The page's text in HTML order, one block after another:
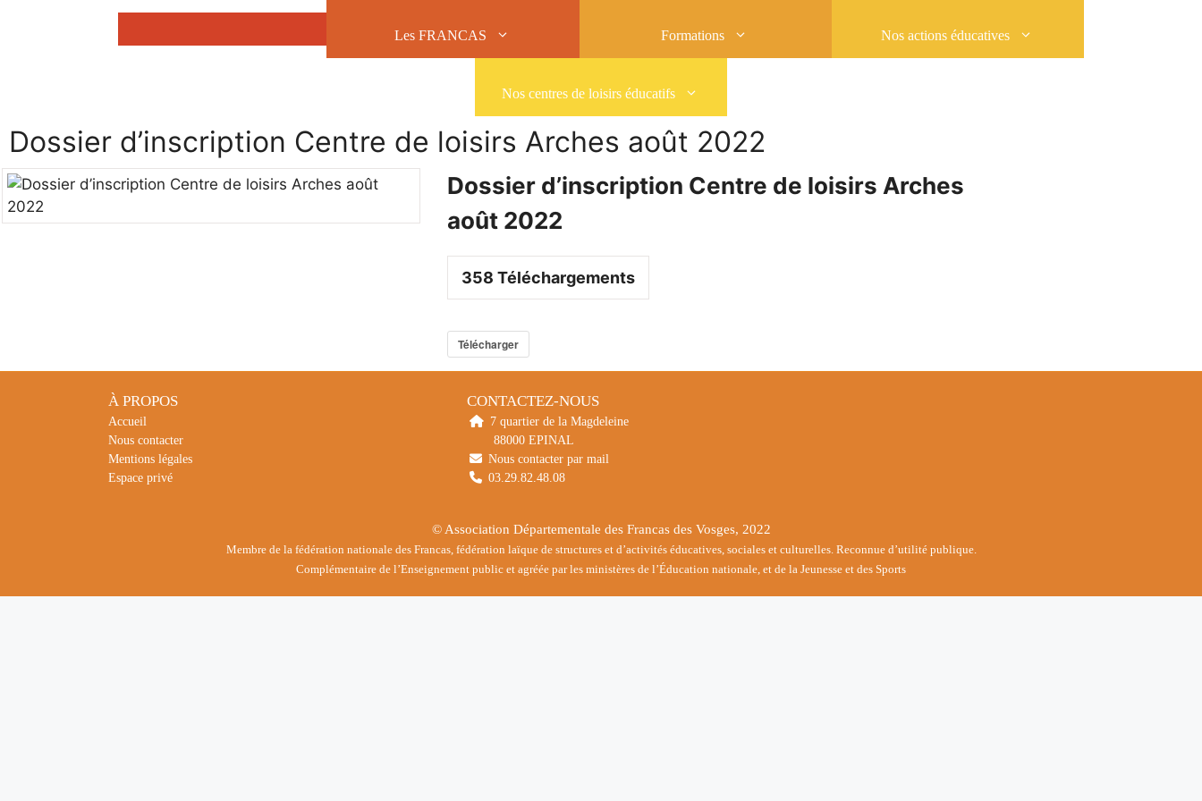
Les FRANCAS Formations Nos actions éducatives
Nos centres de loisirs éducatifs
Dossier d’inscription Centre de loisirs Arches août 2022
Dossier d’inscription Centre de loisirs Arches
août 2022
358 Téléchargements
Télécharger
À PROPOS
Accueil
Nous contacter
Mentions légales
Espace privé
CONTACTEZ-NOUS
7 quartier de la Magdeleine
88000 EPINAL
Nous contacter par mail
03.29.82.48.08
© Association Départementale des Francas des Vosges, 2022
Membre de la fédération nationale des Francas, fédération laïque de structures et d’activités éducatives, sociales et culturelles. Reconnue d’utilité publique.
Complémentaire de l’Enseignement public et agréée par les ministères de l’Éducation nationale, et de la Jeunesse et des Sports